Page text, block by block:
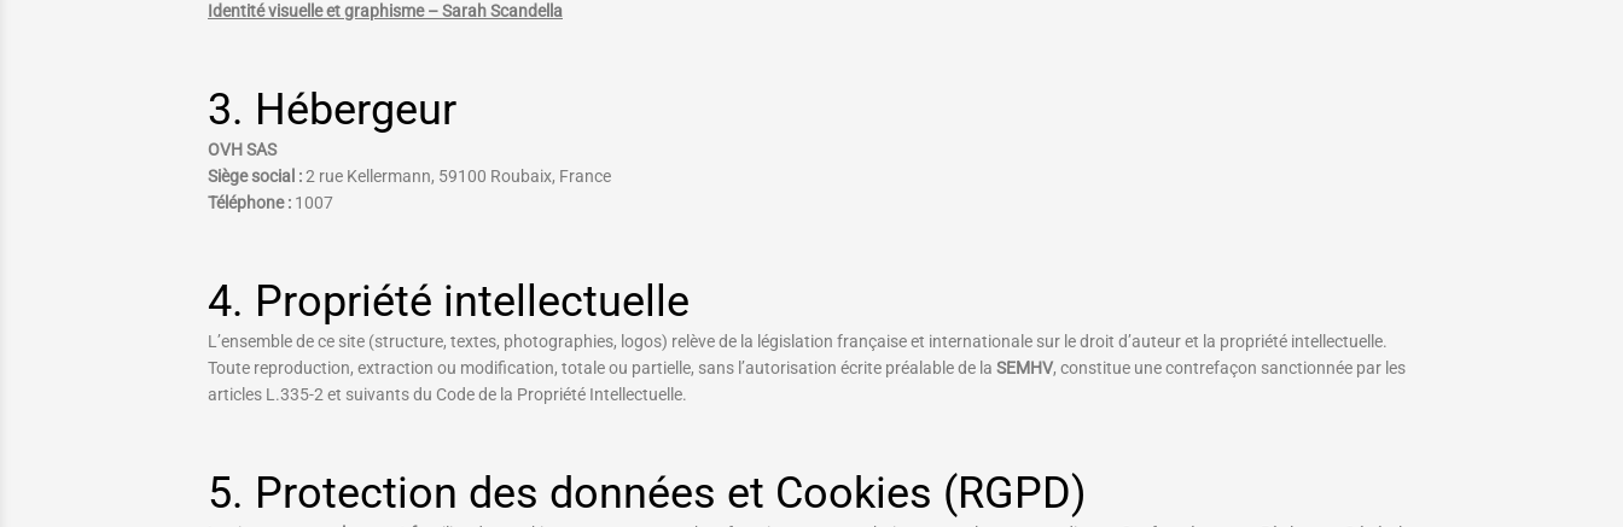
Identité visuelle et graphisme – Sarah Scandella
3. Hébergeur
OVH SAS
Siège social :2 rue Kellermann, 59100 Roubaix, France
Téléphone : 1007
4. Propriété intellectuelle
L’ensemble de ce site (structure, textes, photographies, logos) relève de la législation française et internationale sur le droit d’auteur et la propriété intellectuelle.
Toute reproduction, extraction ou modification, totale ou partielle, sans l’autorisation écrite préalable de la SEMHV, constitue une contrefaçon sanctionnée par les
articles L.335-2 et suivants du Code de la Propriété Intellectuelle.
5. Protection des données et Cookies (RGPD)